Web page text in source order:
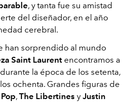
, y tanta fue su amistad
del diseñador, en el año
cerebral.
han sorprendido al mundo
Saint Laurent encontramos a
durante la época de los setenta,
ochenta. Grandes figuras de
, The Libertines y Justin